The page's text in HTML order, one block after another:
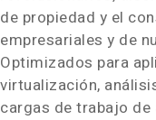
de propiedad y el
empresariales y de
Optimizados para
virtualización,
cargas de trabajo